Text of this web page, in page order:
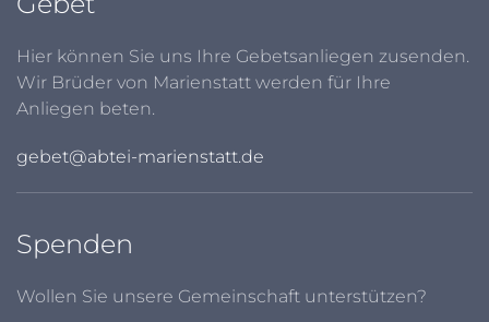
Hier können Sie uns Ihre Gebetsanliegen zusenden.
Wir Brüder von Marienstatt werden für Ihre
Anliegen beten.
gebet@abtei-marienstatt.de
Spenden
Wollen Sie unsere Gemeinschaft unterstützen?